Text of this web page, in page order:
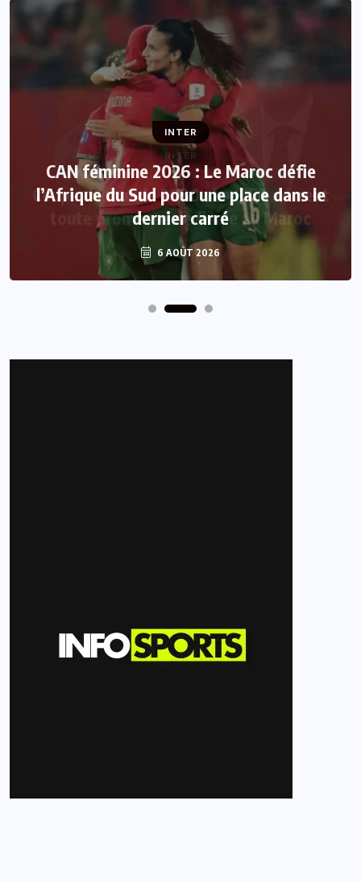
INTER
CAN féminine 2026 : Le Maroc défie
l’Afrique du Sud pour une place dans le
dernier carré
6 AOÛT 2026